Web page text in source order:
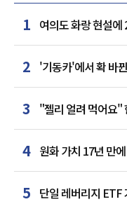
1 여의도 화랑 현설
거점 확보하나
2 '기동카'에서 확 바
카드사 경쟁
3
"젤리 얼려 먹어요
된 SNS
4 원화 가치 17년 만
5 단일 레버리지